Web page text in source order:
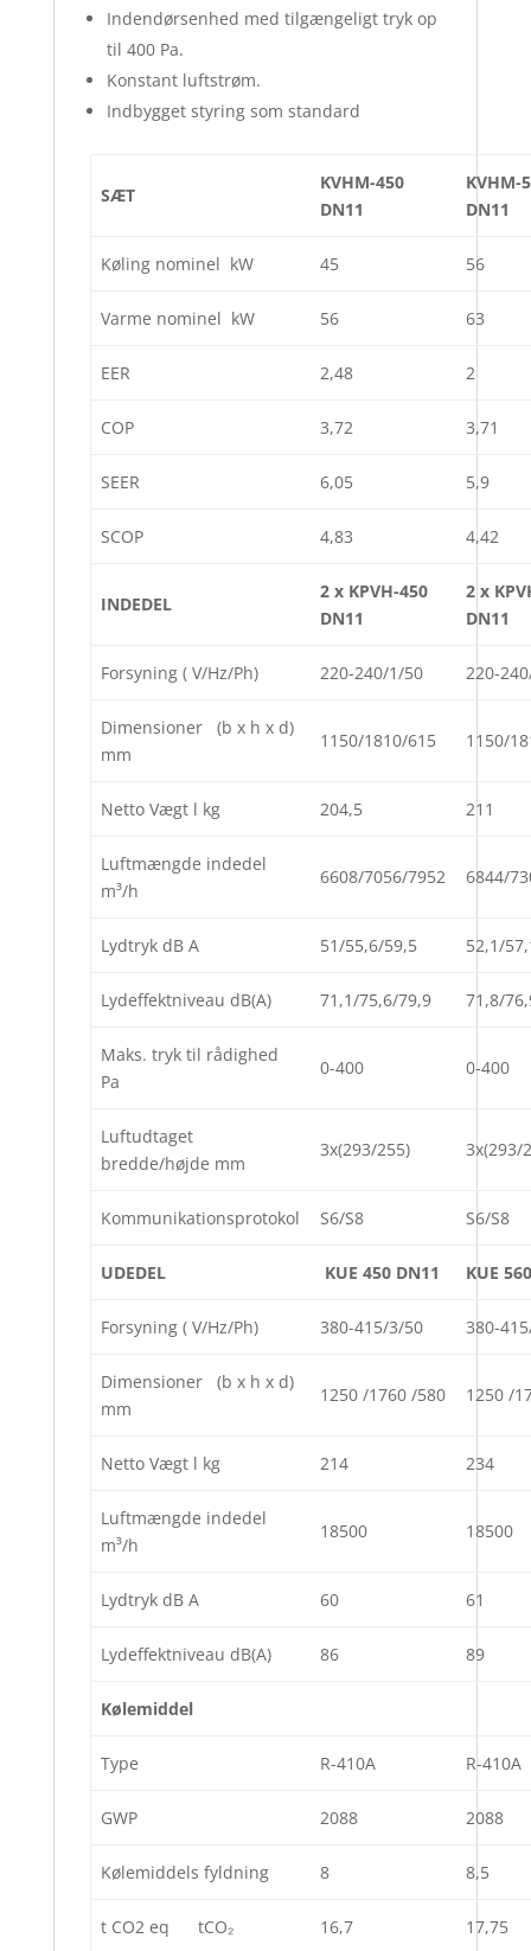
Indendørsenhed med tilgængeligt tryk op
til 400 Pa.
Konstant luftstrøm.
Indbygget styring som standard
SÆT
KVHM-450
DN11
KVHM-
DN11
Køling nominel kW 45 56
Varme nominel kW 56 63
EER 2,48 2
COP 3,72 3,71
SEER 6,05 5,9
SCOP 4,83 4,42
INDEDEL
2 x KPVH-450
DN11
2 x
DN11
Forsyning ( V/Hz/Ph) 220-240/1/50 220-
Dimensioner (b x h x d)
mm
1150/1810/615 1150/
Netto Vægt l kg 204,5 211
Luftmængde indedel
m³/h
6608/7056/7952 6844/
Lydtryk dB A 51/55,6/59,5 52,1/
Lydeffektniveau dB(A) 71,1/75,6/79,9 71,8/
Maks. tryk til rådighed
Pa
0-400 0-400
Luftudtaget
bredde/højde mm
3x(293/255) 3x(293/
Kommunikationsprotokol S6/S8 S6/S8
UDEDEL KUE 450 DN11 KUE
Forsyning ( V/Hz/Ph) 380-415/3/50 380-
Dimensioner (b x h x d)
mm
1250 /1760 /580 1250 /
Netto Vægt l kg 214 234
Luftmængde indedel
m³/h
18500 18500
Lydtryk dB A 60 61
Lydeffektniveau dB(A) 86 89
Kølemiddel
Type R-410A R-410A
GWP 2088 2088
Kølemiddels fyldning 8 8,5
t CO2 eq tCO₂ 16,7 17,75